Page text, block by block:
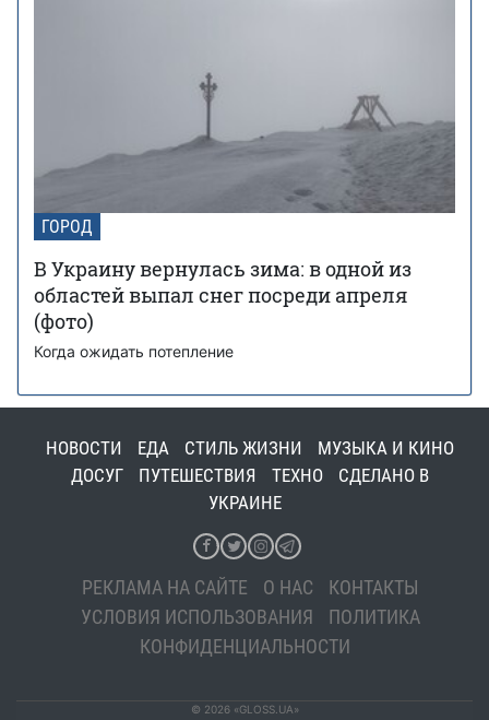
ГОРОД
В Украину вернулась зима: в одной из
областей выпал снег посреди апреля
(фото)
Когда ожидать потепление
НОВОСТИ ЕДА СТИЛЬ ЖИЗНИ
МУЗЫКА И КИНО
ДОСУГ
ПУТЕШЕСТВИЯ ТЕХНО
СДЕЛАНО В
УКРАИНЕ
РЕКЛАМА НА САЙТЕ О НАС
КОНТАКТЫ
УСЛОВИЯ ИСПОЛЬЗОВАНИЯ
ПОЛИТИКА
КОНФИДЕНЦИАЛЬНОСТИ
© 2026 «GLOSS.UA»